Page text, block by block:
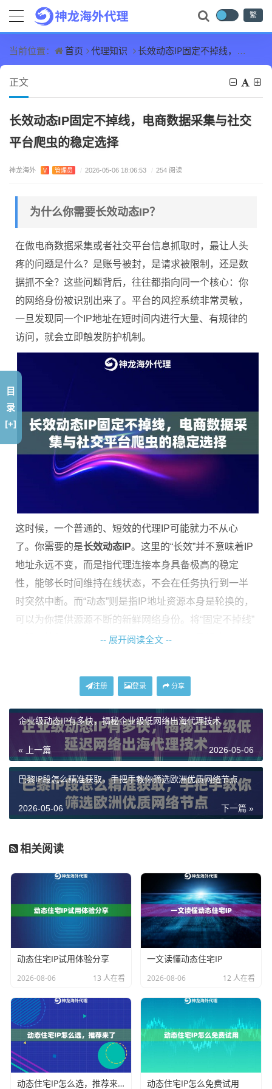
繁
当前位置： 首页 代理知识 长效动态IP固定不掉线，电商数据采集与社交平台爬虫的稳定选择
正文
长效动态IP固定不掉线，电商数据采集与社交
平台爬虫的稳定选择
神龙海外 V 管理员 / 2026-05-06 18:06:53 / 254 阅读
为什么你需要长效动态IP？
在做电商数据采集或者社交平台信息抓取时，最让人头
疼的问题是什么？是账号被封，是请求被限制，还是数
据抓不全？这些问题背后，往往都指向同一个核心：你
的网络身份被识别出来了。平台的风控系统非常灵敏，
一旦发现同一个IP地址在短时间内进行大量、有规律的
访问，就会立即触发防护机制。
这时候，一个普通的、短效的代理IP可能就力不从心
了。你需要的是长效动态IP。这里的“长效”并不意味着IP
地址永远不变，而是指代理连接本身具备极高的稳定
性，能够长时间维持在线状态，不会在任务执行到一半
时突然中断。而“动态”则是指IP地址资源本身是轮换的，
可以为你提供源源不断的新鲜网络身份。将“固定不掉线”
的稳定性和“动态”IP的匿名性结合起来，正是解决上述业
动态住宅IP：数据采集的“隐形衣”
对于电商和社交平台这类对真人用户行为识别极其严格
的场景，数据中心IP（机房IP）的识别率越来越高。相比
之下，动态住宅IP则像是披上了一件“隐形衣”。这类IP来
源于真实的家庭宽带网络，其网络行为和特征与普通网
民毫无二致，因此被平台标记和封禁的风险大大降低。
使用动态住宅IP进行数据采集，其优势在于：
1. 高匿名性：
由于IP质量高，访问目标网站时，页面加
载完整、数据返回齐全的概率显著提升，减少了因访问
3. 可持续性：配合良好的访问策略（如控制访问频率、
模拟真人操作间隔），可以长期、稳定地从目标网站获
取所需信息，为市场调研和竞品分析提供持续的数据
流。
如何构建“固定不掉线”的采集环境？
理解了IP类型的重要性，接下来要解决的是稳定性的问
题。“固定不掉线”是保障长时间、自动化采集任务顺利进
-- 展开阅读全文 --
注册 登录 分享
企业级动态IP有多快，揭秘企业级低网络出海代理技术
« 上一篇 2026-05-06
巴黎IP段怎么精准获取，手把手教你筛选欧洲优质网络节点
下一篇 »
2026-05-06
相关阅读
动态住宅IP试用体验分享
2026-08-06 13 人在看
一文读懂动态住宅IP
2026-08-06 12 人在看
动态住宅IP怎么选，推荐来了 动态住宅IP怎么免费试用
目
录
[+]